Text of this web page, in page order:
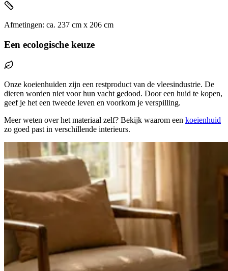
Afmetingen: ca. 237 cm x 206 cm
Een ecologische keuze
Onze koeienhuiden zijn een restproduct van de vleesindustrie. De
dieren worden niet voor hun vacht gedood. Door een huid te kopen,
geef je het een tweede leven en voorkom je verspilling.
Meer weten over het materiaal zelf? Bekijk waarom een koeienhuid
zo goed past in verschillende interieurs.